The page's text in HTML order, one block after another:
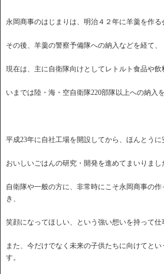
永岡商事のはじまりは、明治４２年に羊羹を作る
その後、羊羹の警察予備隊への納入などを経て、
現在は、主に自衛隊向けとしてレトルト食品や飲
いまでは陸・海・空自衛隊220部隊以上への納入
平成23年に自社工場を開設してから、ほんとうに
おいしいごはんの研究・開発を進めてまいりまし
自衛隊や一般の方に、非常時にこそ永岡商事の
き、
笑顔になってほしい、という強い想いを持って仕
また、今だけでなく未来の子供たちに向けてと
す。